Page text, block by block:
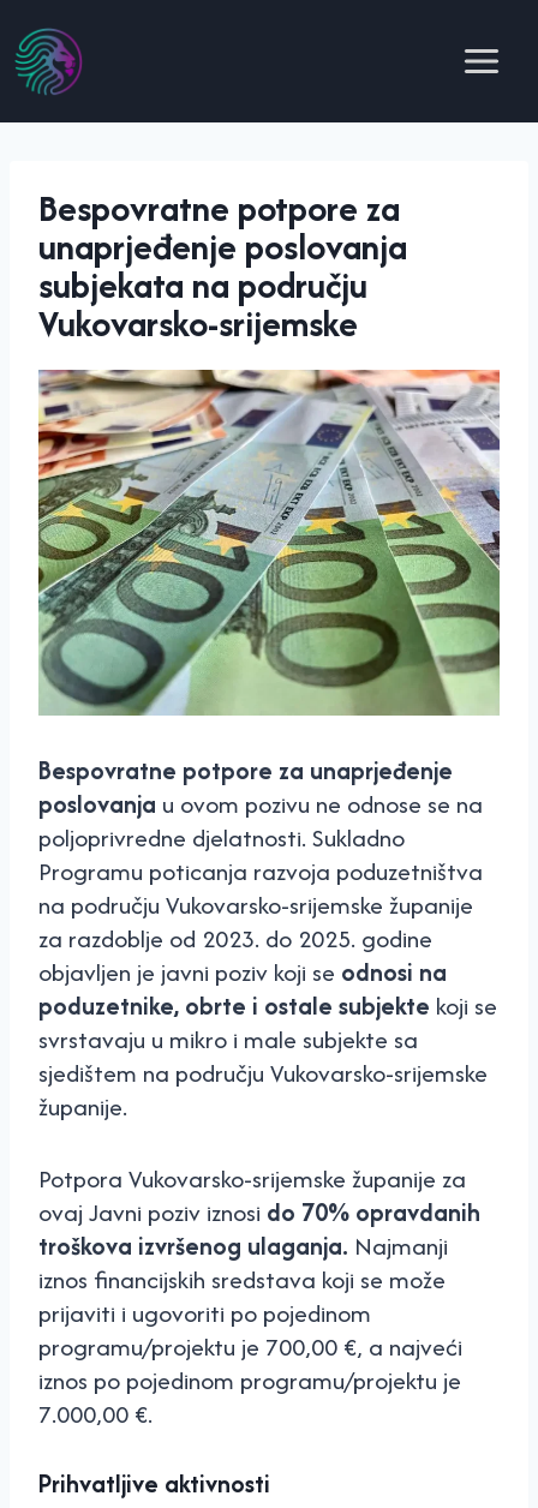
to
content
Bespovratne potpore za
unaprjeđenje poslovanja
subjekata na području
Vukovarsko-srijemske
Bespovratne potpore za unaprjeđenje
poslovanja u ovom pozivu ne odnose se na
poljoprivredne djelatnosti. Sukladno
Programu poticanja razvoja poduzetništva
na području Vukovarsko-srijemske županije
za razdoblje od 2023. do 2025. godine
objavljen je javni poziv koji se odnosi na
poduzetnike, obrte i ostale subjekte koji se
svrstavaju u mikro i male subjekte sa
sjedištem na području Vukovarsko-srijemske
županije.
Potpora Vukovarsko-srijemske županije za
ovaj Javni poziv iznosi do 70% opravdanih
troškova izvršenog ulaganja. Najmanji
iznos financijskih sredstava koji se može
prijaviti i ugovoriti po pojedinom
programu/projektu je 700,00 €, a najveći
iznos po pojedinom programu/projektu je
7.000,00 €.
Prihvatljive aktivnosti